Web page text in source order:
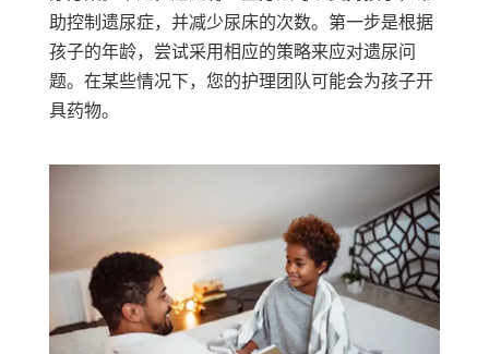
助控制遗尿症，并减少尿床的次数。第一步是根据
孩子的年龄，尝试采用相应的策略来应对遗尿问
题。在某些情况下，您的护理团队可能会为孩子开
具药物。